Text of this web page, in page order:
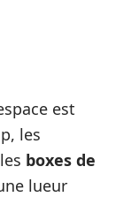
est
les
boxes de
lueur